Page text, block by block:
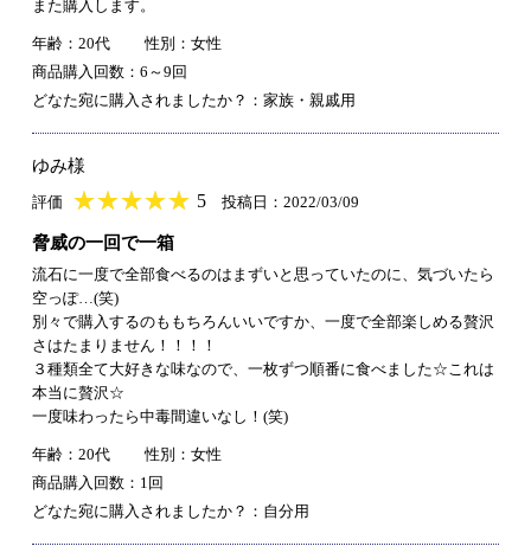
また購入します。
年齢：20代
性別：女性
商品購入回数：6～9回
どなた宛に購入されましたか？：家族・親戚用
ゆみ様
評価 ★★★★★
★★★★★ 5 投稿日：2022/03/09
脅威の一回で一箱
流石に一度で全部食べるのはまずいと思っていたのに、気づいたら
空っぽ…(笑)
別々で購入するのももちろんいいですか、一度で全部楽しめる贅沢
さはたまりません！！！！
３種類全て大好きな味なので、一枚ずつ順番に食べました☆これは
本当に贅沢☆
一度味わったら中毒間違いなし！(笑)
年齢：20代
性別：女性
商品購入回数：1回
どなた宛に購入されましたか？：自分用